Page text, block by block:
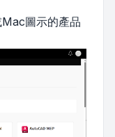
圖示的產品